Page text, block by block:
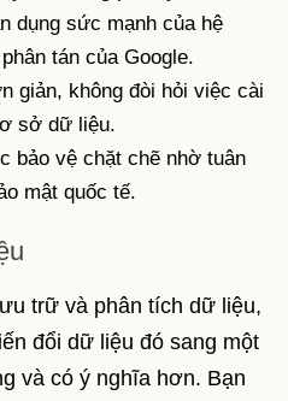
dụng sức mạnh của hệ
tán của Google.
giản, không đòi hỏi việc cài
sở dữ liệu.
bảo vệ chặt chẽ nhờ tuân
mật quốc tế.
trữ và phân tích dữ liệu,
đổi dữ liệu đó sang một
và có ý nghĩa hơn. Bạn